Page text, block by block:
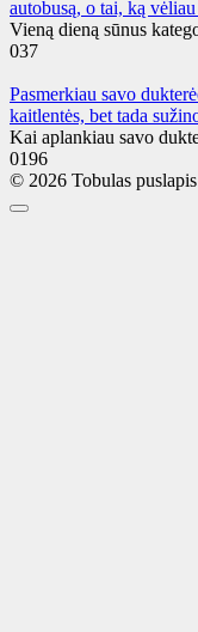
autobusą, o tai, ką
Vieną dieną sūnus
037
Pasmerkiau savo
kaitlentės, bet tada
Kai aplankiau savo
0196
© 2026 Tobulas puslapis